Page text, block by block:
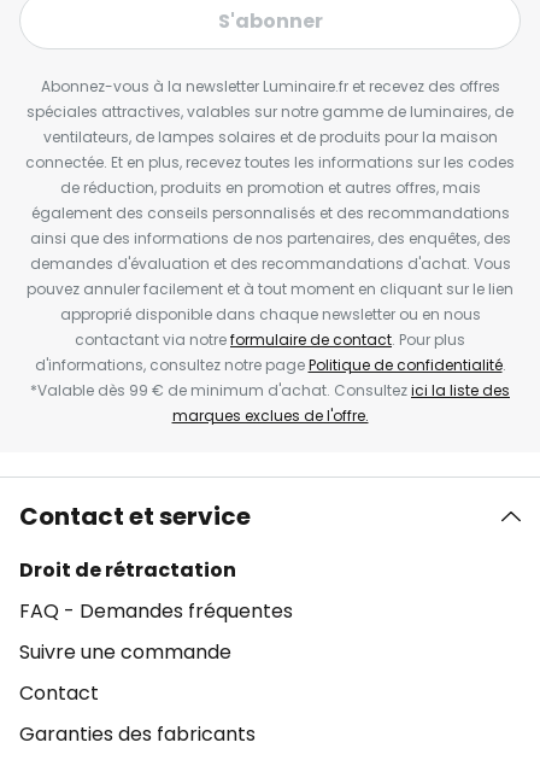
S'abonner
Abonnez-vous à la newsletter Luminaire.fr et recevez des offres
spéciales attractives, valables sur notre gamme de luminaires, de
ventilateurs, de lampes solaires et de produits pour la maison
connectée. Et en plus, recevez toutes les informations sur les codes
de réduction, produits en promotion et autres offres, mais
également des conseils personnalisés et des recommandations
ainsi que des informations de nos partenaires, des enquêtes, des
demandes d'évaluation et des recommandations d'achat. Vous
pouvez annuler facilement et à tout moment en cliquant sur le lien
approprié disponible dans chaque newsletter ou en nous
contactant via notreformulaire de contact. Pour plus
d'informations, consultez notre pagePolitique de confidentialité.
*Valable dès 99 € de minimum d'achat. Consultezici la liste des
marques exclues de l'offre.
Contact et service
Droit de rétractation
FAQ - Demandes fréquentes
Suivre une commande
Contact
Garanties des fabricants